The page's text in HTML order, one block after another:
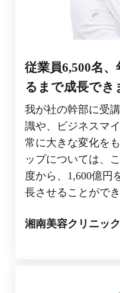
従業員6,500名、
るまで成長でき
我が社の幹部に受
識や、ビジネスマ
常に大きな変化を
ップについては、
度から、1,600億円
長させることができ
湘南美容クリニッ